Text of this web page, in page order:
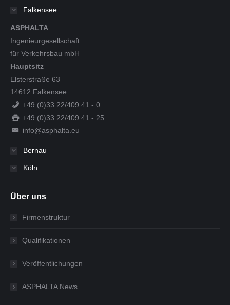
Falkensee
ASPHALTA
Ingenieurgesellschaft
für Verkehrsbau mbH
Hauptsitz
Elsterstraße 63
14612 Falkensee
+49 (0)33 22/409 41 - 0
+49 (0)33 22/409 41 - 25
info@asphalta.eu
Bernau
Köln
Über uns
Firmenstruktur
Qualifikationen
Veröffentlichungen
ASPHALTA News